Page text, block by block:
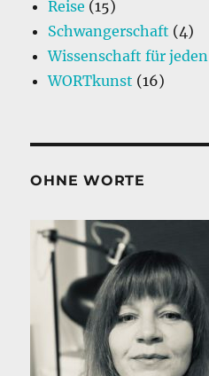
Reise (15)
Schwangerschaft (4)
Wissenschaft für jeden
WORTkunst (16)
OHNE WORTE